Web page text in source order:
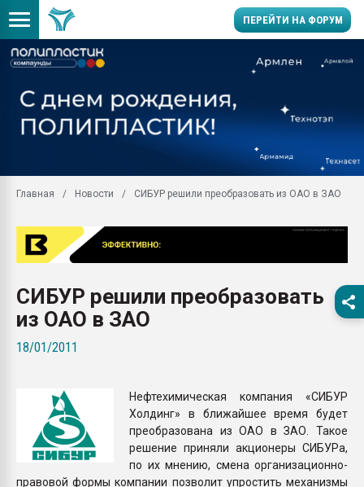
ПЕРЕЙТИ НА ФОРУМ
заводу пластмасс"
Помощь в подборе
Вакуум-формовочные
первый план в
бутылок
ПЕРЕЙТИ НА
Главная Новости СИБУР решили преобразовать из ОАО в ЗАО
СИБУР решили преобразовать
из ОАО в ЗАО
18/01/2011
Нефтехимическая компания «СИБУР
Холдинг» в ближайшее время будет
преобразована из ОАО в ЗАО. Такое
решение приняли акционеры СИБУРа,
по их мнению, смена организационно-
правовой формы компании позволит упростить механизмы